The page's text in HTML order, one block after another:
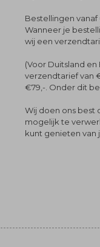
Bestellingen
Wanneer je
wij een
(Voor Duitsland
verzendtarief van
€79,-. Onder dit
Wij doen ons best
mogelijk te
kunt genieten van